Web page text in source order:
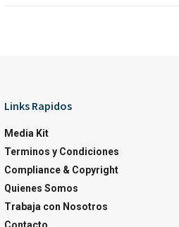
Links Rapidos
Media Kit
Terminos y Condiciones
Compliance & Copyright
Quienes Somos
Trabaja con Nosotros
Contacto